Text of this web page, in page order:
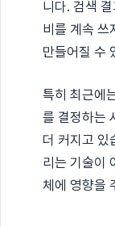
니다. 검색
비를 계속 쓰
만들어질 수
특히 최근에
를 결정하는
더 커지고 있
리는 기술이
체에 영향을